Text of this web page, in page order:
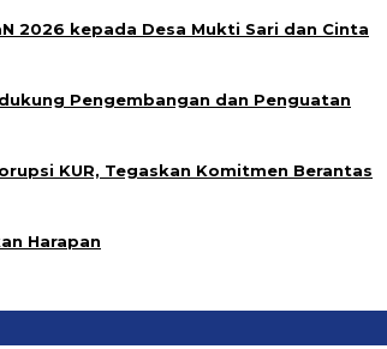
2026 kepada Desa Mukti Sari dan Cinta
Pengembangan dan Penguatan
KUR, Tegaskan Komitmen Berantas
Harapan